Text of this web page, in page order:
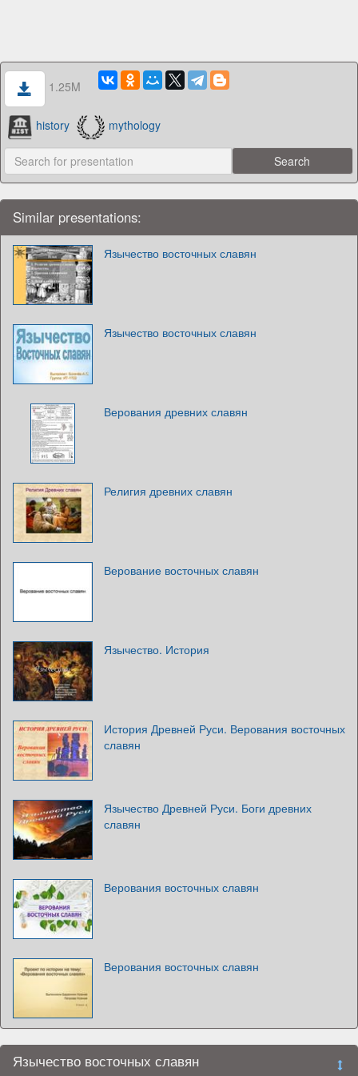
1.25M
history mythology
Similar presentations:
Язычество восточных славян
Язычество восточных славян
Верования древних славян
Религия древних славян
Верование восточных славян
Язычество. История
История Древней Руси. Верования восточных
славян
Язычество Древней Руси. Боги древних
славян
Верования восточных славян
Верования восточных славян
Язычество восточных славян